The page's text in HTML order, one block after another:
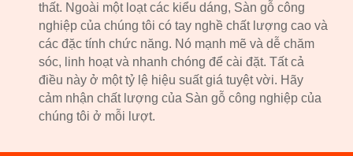
thất. Ngoài một loạt các kiểu dáng, Sàn gỗ công
nghiệp của chúng tôi có tay nghề chất lượng cao và
các đặc tính chức năng. Nó mạnh mẽ và dễ chăm
sóc, linh hoạt và nhanh chóng để cài đặt. Tất cả
điều này ở một tỷ lệ hiệu suất giá tuyệt vời. Hãy
cảm nhận chất lượng của Sàn gỗ công nghiệp của
chúng tôi ở mỗi lượt.